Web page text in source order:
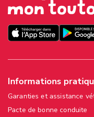
Informations
Garanties et assistance
Pacte de bonne conduite